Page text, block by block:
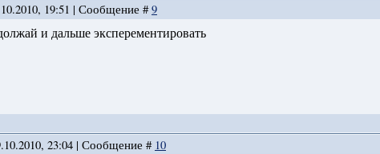
19:51 | Сообщение #9
и дальше эксперементировать
23:04 | Сообщение # 10